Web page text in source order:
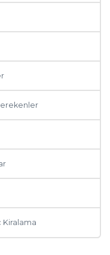
Kiralama